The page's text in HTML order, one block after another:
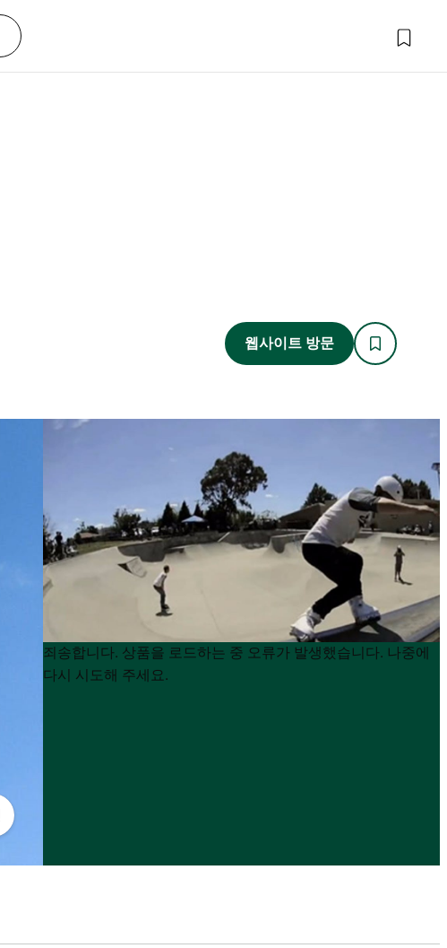
웹사이트 방문
Product
List
Product
List
죄송합니다. 상품을 로드하는 중 오류가 발생했습니다. 나중에
다시 시도해 주세요.